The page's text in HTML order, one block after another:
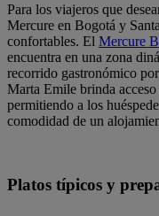
Para los viajeros que
Mercure en Bogotá y
confortables. El Mercure
encuentra en una zona
recorrido gastronómico
Marta Emile brinda
permitiendo a los
comodidad de un
Platos típicos y